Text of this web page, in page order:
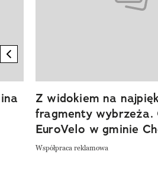
previous element
Z widokiem na
fragmenty wybrzeża.
EuroVelo w gminie
Współpraca reklamowa